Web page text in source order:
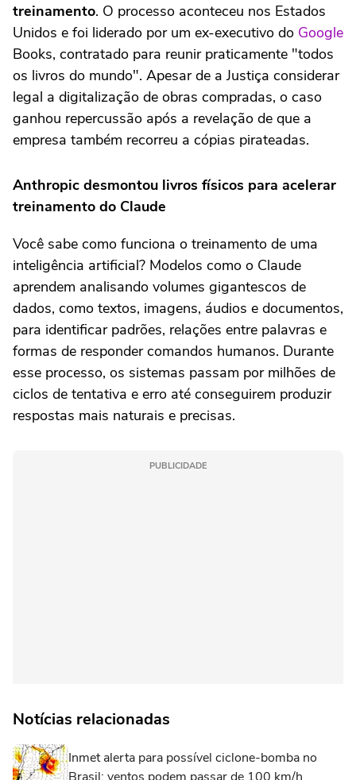
treinamento. O processo aconteceu nos Estados
Unidos e foi liderado por um ex-executivo do Google
Books, contratado para reunir praticamente "todos
os livros do mundo". Apesar de a Justiça considerar
legal a digitalização de obras compradas, o caso
ganhou repercussão após a revelação de que a
empresa também recorreu a cópias pirateadas.
Anthropic desmontou livros físicos para acelerar
treinamento do Claude
Você sabe como funciona o treinamento de uma
inteligência artificial? Modelos como o Claude
aprendem analisando volumes gigantescos de
dados, como textos, imagens, áudios e documentos,
para identificar padrões, relações entre palavras e
formas de responder comandos humanos. Durante
esse processo, os sistemas passam por milhões de
ciclos de tentativa e erro até conseguirem produzir
respostas mais naturais e precisas.
PUBLICIDADE
Notícias relacionadas
Inmet alerta para possível ciclone-bomba no